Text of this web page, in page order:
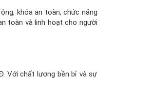
khóa an toàn, chức năng
toàn và linh hoạt cho người
Với chất lượng bền bỉ và sự